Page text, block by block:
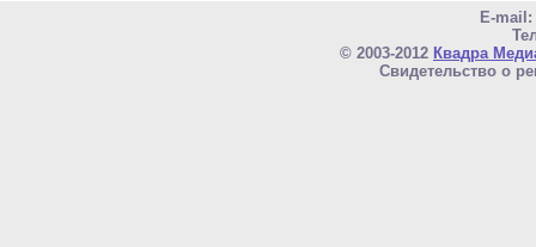
E-mail:
© 2003-2012 Квадра
Свидетельство о